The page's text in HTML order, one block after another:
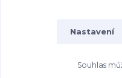
Vytvořeno
Nastavení
Souhlas